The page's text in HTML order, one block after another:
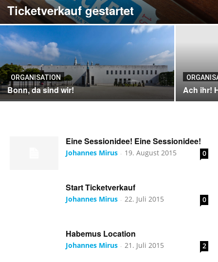
Ticketverkauf gestartet
ORGANISATION
Bonn, da sind wir! Ach ihr!
Eine Sessionidee! Eine Sessionidee!
Johannes Mirus - 19. August 2015 0
Start Ticketverkauf
Johannes Mirus - 22. Juli 2015 0
Habemus Location
Johannes Mirus - 21. Juli 2015 2